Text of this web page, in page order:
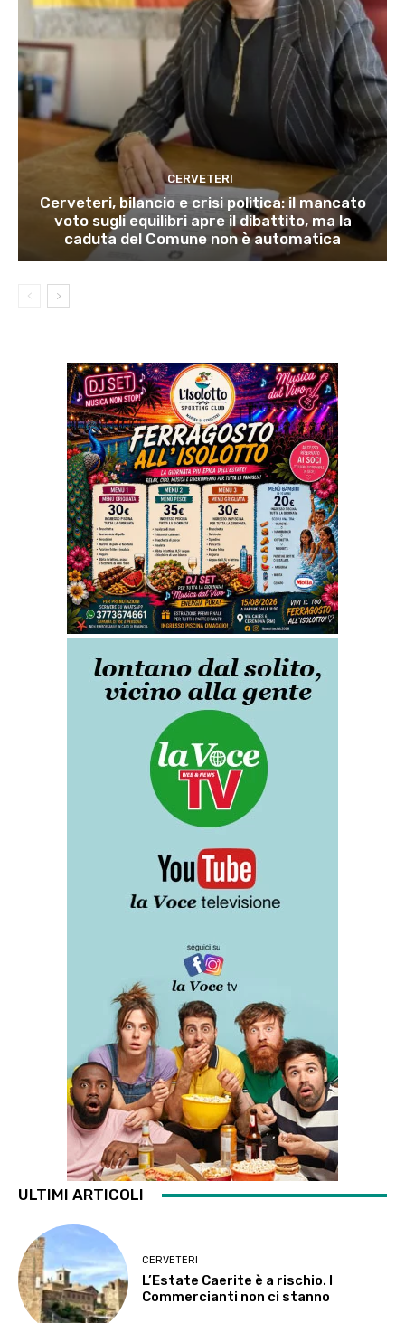
CERVETERI
Cerveteri, bilancio e crisi politica: il mancato
voto sugli equilibri apre il dibattito, ma la
caduta del Comune non è automatica
ULTIMI ARTICOLI
CERVETERI
L’Estate Caerite è a rischio. I
Commercianti non ci stanno